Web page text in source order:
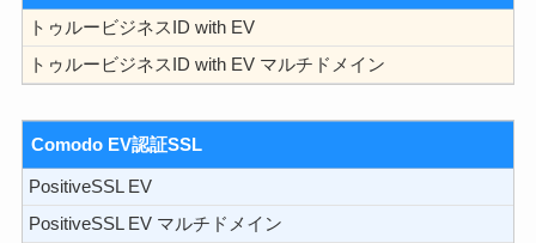
トゥルービジネスID with EV
トゥルービジネスID with EV マルチドメイン
Comodo EV認証SSL
PositiveSSL EV
PositiveSSL EV マルチドメイン